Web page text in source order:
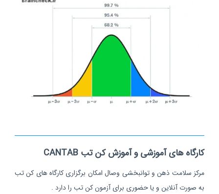
کارگاه های آموزشی و آموزش کن تب CANTAB
مرکز سلامت ذهن و توانبخشی وصال امکان برگزاری کارگاه های کن تب
به صورت آنلاین و یا حضوری برای آزمون کن تب را دارد .